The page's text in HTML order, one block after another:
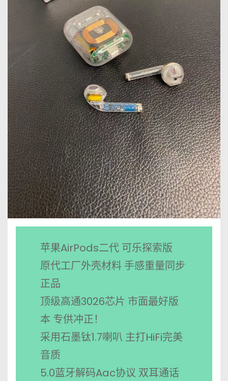
苹果AirPods二代 可乐探索版
原代工厂外壳材料 手感重量同步
正品
顶级高通3026芯片 市面最好版
本 专供冲正！
采用石墨钛1.7喇叭 主打HiFi完美
音质
5.0蓝牙解码Aac协议 双耳通话